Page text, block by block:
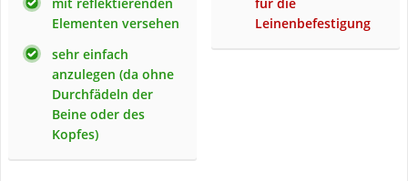
Elementen versehen
sehr einfach
anzulegen (da ohne
Durchfädeln der
Beine oder des
Kopfes)
Leinenbefestigung